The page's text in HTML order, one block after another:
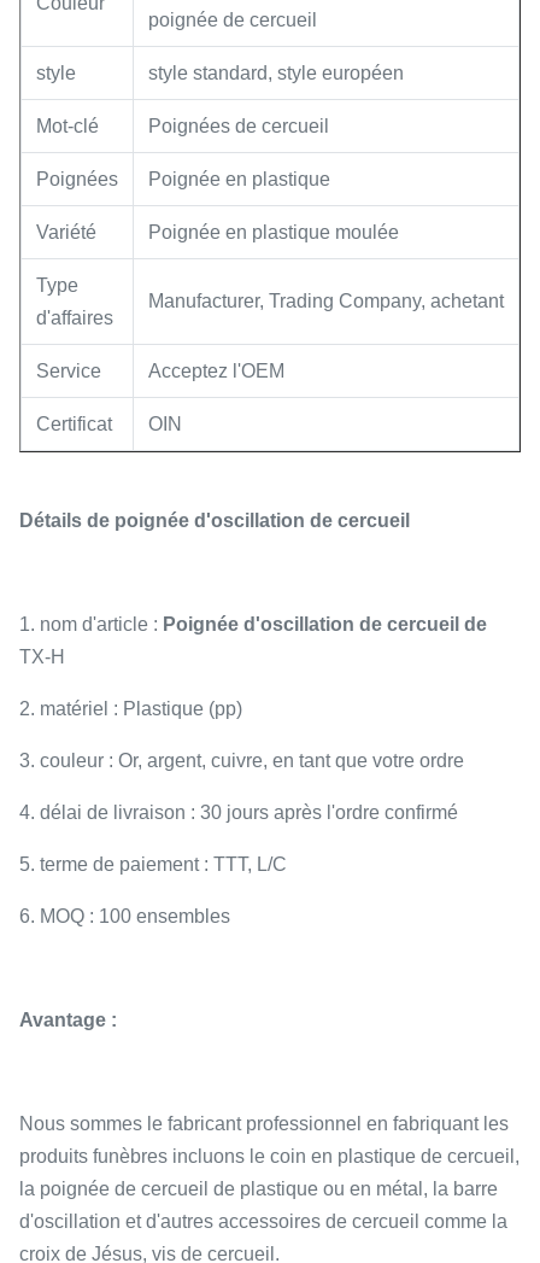
poignée de cercueil
style style standard, style européen
Mot-clé Poignées de cercueil
Poignées Poignée en plastique
Variété Poignée en plastique moulée
Type
d'affaires
Manufacturer, Trading Company, achetant
Service Acceptez l'OEM
Certificat OIN
Détails de poignée d'oscillation de cercueil
1. nom d'article : Poignée d'oscillation de cercueil de
TX-H
2. matériel : Plastique (pp)
3. couleur : Or, argent, cuivre, en tant que votre ordre
4. délai de livraison : 30 jours après l'ordre confirmé
5. terme de paiement : TTT, L/C
6. MOQ : 100 ensembles
Avantage :
Nous sommes le fabricant professionnel en fabriquant les
produits funèbres incluons le coin en plastique de cercueil,
la poignée de cercueil de plastique ou en métal, la barre
d'oscillation et d'autres accessoires de cercueil comme la
croix de Jésus, vis de cercueil.